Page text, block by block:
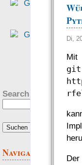
Di,
Mit
Search this site:
Navigation